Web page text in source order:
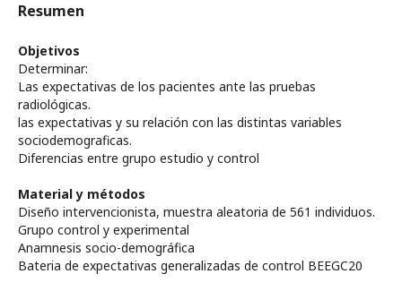
Resumen
Objetivos
Determinar:
Las expectativas de los pacientes ante las pruebas
radiológicas.
las expectativas y su relación con las distintas variables
sociodemograficas.
Diferencias entre grupo estudio y control
Material y métodos
Diseño intervencionista, muestra aleatoria de 561 individuos.
Grupo control y experimental
Anamnesis socio-demográfica
Bateria de expectativas generalizadas de control BEEGC20